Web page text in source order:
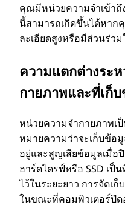
คุณมีหน่วยความจําเข้าถึ
นี้สามารถเกิดขึ้นได้หาก
ละเอียดสูงหรือมีส่วนร่ว
ความแตกต่างระ
กายภาพและที่เก็
หน่วยความจํากายภาพเ
หมายความว่าจะเก็บข้อ
อยู่และสูญเสียข้อมูลเมื่อ
ฮาร์ดไดรฟ์หรือ SSD เ
ไว้ในระยะยาว การจัดเ
ในขณะที่คอมพิวเตอร์ปิด